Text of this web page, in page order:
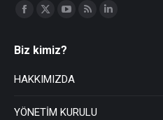
Find us on:
Biz kimiz?
HAKKIMIZDA
YÖNETİM KURULU